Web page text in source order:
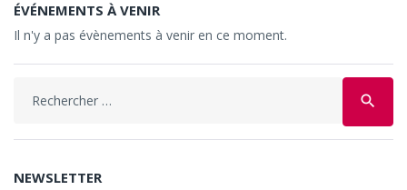
ÉVÉNEMENTS À VENIR
Il n'y a pas évènements à venir en ce moment.
search
NEWSLETTER